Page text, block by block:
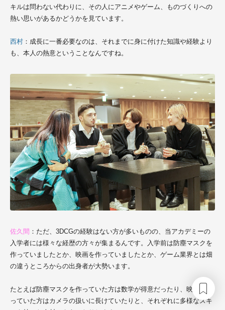
キルは問わない代わりに、その人にアニメやゲーム、ものづくりへの
熱い思いがあるかどうかを見ています。
西村 ：成長に一番必要なのは、それまでに身に付けた知識や経験より
も、本人の熱意ということなんですね。
佐久間 ：ただ、3DCGの経験はない方が多いものの、当アカデミーの
入学者には様々な経歴の方々が集まるんです。入学前は防塵マスクを
作っていましたとか、映画を作っていましたとか、ゲーム業界とは畑
の違うところからの出身者が大勢います。
たとえば防塵マスクを作っていた方は数学が得意だったり、映画を作
っていた方はカメラの扱いに長けていたりと、それぞれに多様なスキ